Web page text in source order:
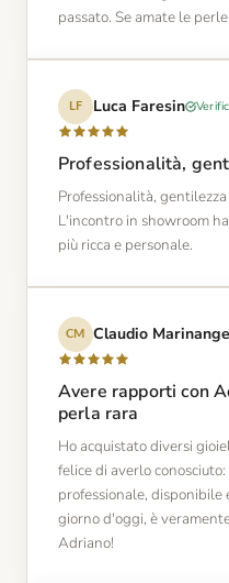
passato. Se amate le
LF Luca Faresin
Professionalità,
Professionalità,
L'incontro in showroom
più ricca e personale.
CM Claudio
Avere rapporti con
perla rara
Ho acquistato diversi
felice di averlo
professionale, disponibile
giorno d'oggi, è
Adriano!